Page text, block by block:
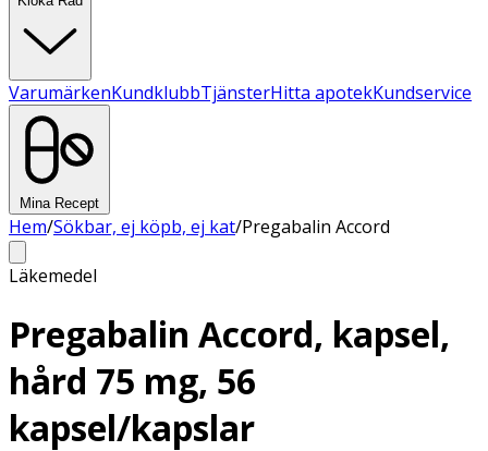
VarumärkenKundklubbTjänsterHitta apotekKundservice
Mina Recept
Hem/Sökbar, ej köpb, ej kat/Pregabalin Accord
Läkemedel
Pregabalin Accord, kapsel,
hård 75 mg, 56
kapsel/kapslar